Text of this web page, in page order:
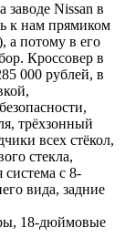
Nissan в
к нам прямиком
а потому в его
Кроссовер в
000 рублей, в
трёхзонный
всех стёкол,
стекла,
с 8-
вида, задние
18-дюймовые